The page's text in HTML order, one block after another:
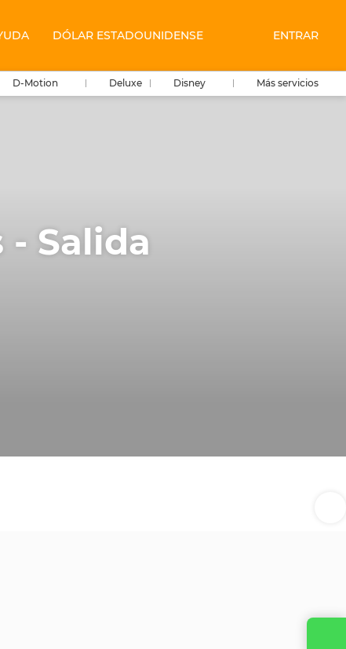
DÓLAR ESTADOUNIDENSE ENTRAR
D-Motion Deluxe Disney Más servicios
Salida